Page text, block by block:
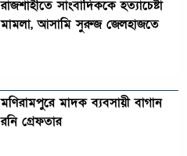
রাজশাহীতে সাংবাদিককে হত্যাচেষ্টা
মামলা, আসামি সুরুজ জেলহাজতে
মণিরামপুরে মাদক ব্যবসায়ী বাগান
রনি গ্রেফতার